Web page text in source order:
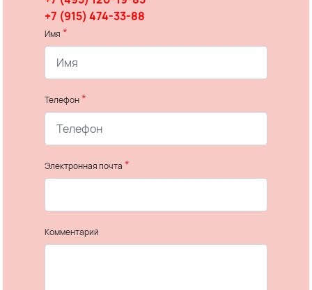
+7 (915) 474-33-88
Имя *
Телефон*
Электронная почта *
Комментарий